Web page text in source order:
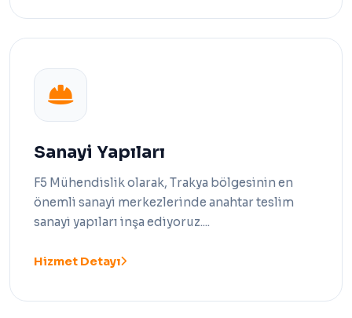
Sanayi Yapıları
F5 Mühendislik olarak, Trakya bölgesinin en
önemli sanayi merkezlerinde anahtar teslim
sanayi yapıları inşa ediyoruz....
Hizmet Detayı